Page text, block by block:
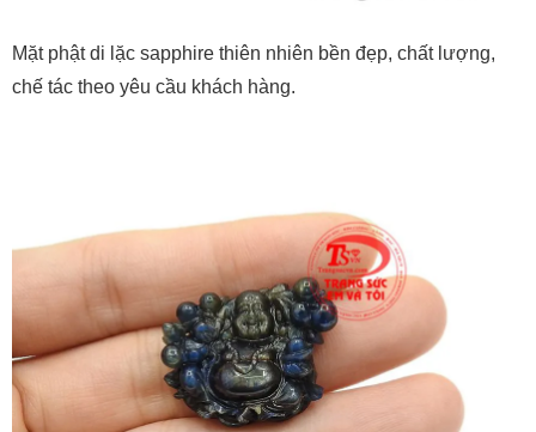
Mặt phật di lặc sapphire thiên nhiên bền đẹp, chất lượng,
chế tác theo yêu cầu khách hàng.